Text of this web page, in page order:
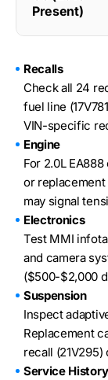
Present)
Recalls
Check all 24
fuel line
VIN-specific
Engine
For 2.0L
or
may signal
Electronics
Test MMI
and camera
($500-$2,000
Suspension
Inspect
Replacement
recall
Service History